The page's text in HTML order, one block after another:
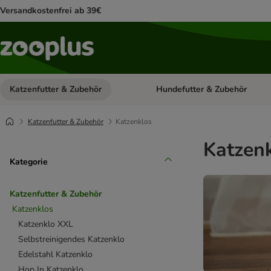
Versandkostenfrei ab 39€
Katzenfutter & Zubehör Kategorie-Menü öffnen:
Hundefutter & Zubehör
Katzenfutter & Zubehör Katzenklos
Kategorie
Katzenfutter & Zubehör
Katzenklos
Katzenklo XXL
Selbstreinigendes Katzenklo
Edelstahl Katzenklo